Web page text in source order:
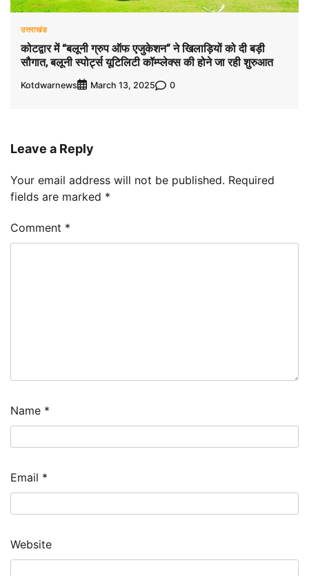
उत्तराखंड
कोटद्वार में “बलूनी ग्रुप ऑफ एजुकेशन” ने खिलाड़ियों को दी बड़ी
सौगात, बलूनी स्पोर्ट्स यूटिलिटी कॉम्प्लेक्स की होने जा रही शुरुआत
Kotdwarnews March 13, 2025 0
Leave a Reply
Your email address will not be published. Required
fields are marked *
Comment *
Name *
Email *
Website